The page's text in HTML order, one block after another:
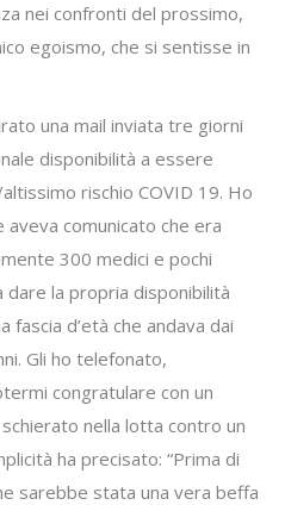
nei confronti del prossimo,
egoismo, che si sentisse in
una mail inviata tre giorni
disponibilità a essere
rischio COVID 19. Ho
comunicato che era
300 medici e pochi
la propria disponibilità
d’età che andava dai
Gli ho telefonato,
congratulare con un
nella lotta contro un
ha precisato: “Prima di
sarebbe stata una vera beffa